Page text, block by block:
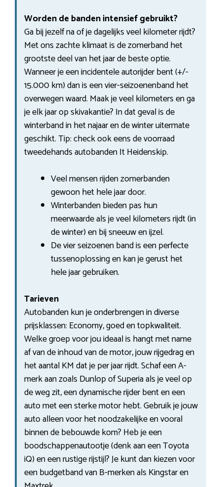
Worden de banden intensief gebruikt?
Ga bij jezelf na of je dagelijks veel kilometer rijdt?
Met ons zachte klimaat is de zomerband het
grootste deel van het jaar de beste optie.
Wanneer je een incidentele autorijder bent (+/-
15.000 km) dan is een vier-seizoenenband het
overwegen waard. Maak je veel kilometers en ga
je elk jaar op skivakantie? In dat geval is de
winterband in het najaar en de winter uitermate
geschikt. Tip: check ook eens de voorraad
tweedehands autobanden It Heidenskip.
Veel mensen rijden zomerbanden
gewoon het hele jaar door.
Winterbanden bieden pas hun
meerwaarde als je veel kilometers rijdt (in
de winter) en bij sneeuw en ijzel.
De vier seizoenen band is een perfecte
tussenoplossing en kan je gerust het
hele jaar gebruiken.
Tarieven
Autobanden kun je onderbrengen in diverse
prijsklassen: Economy, goed en topkwaliteit.
Welke groep voor jou ideaal is hangt met name
af van de inhoud van de motor, jouw rijgedrag en
het aantal KM dat je per jaar rijdt. Schaf een A-
merk aan zoals Dunlop of Superia als je veel op
de weg zit, een dynamische rijder bent en een
auto met een sterke motor hebt. Gebruik je jouw
auto alleen voor het noodzakelijke en vooral
binnen de bebouwde kom? Heb je een
boodschappenautootje (denk aan een Toyota
iQ) en een rustige rijstijl? Je kunt dan kiezen voor
een budgetband van B-merken als Kingstar en